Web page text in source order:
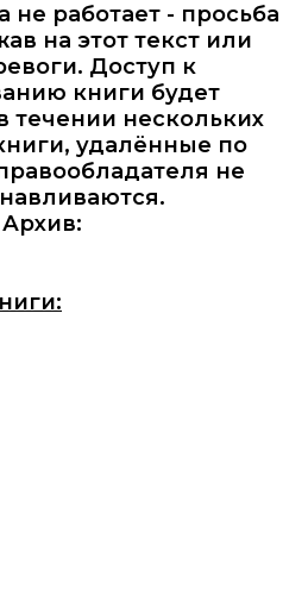
не работает - просьба
на этот текст или
Доступ к
книги будет
течении нескольких
удалённые по
не
Архив: